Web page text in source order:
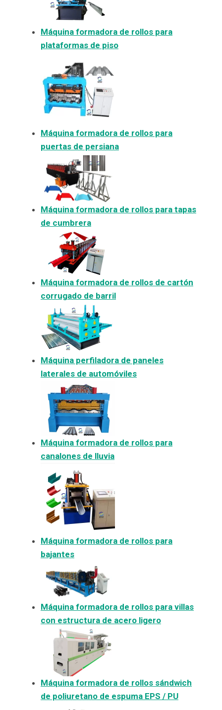
Máquina formadora de rollos para
plataformas de piso
Máquina formadora de rollos para
puertas de persiana
Máquina formadora de rollos para tapas
de cumbrera
Máquina formadora de rollos de cartón
corrugado de barril
Máquina perfiladora de paneles
laterales de automóviles
Máquina formadora de rollos para
canalones de lluvia
Máquina formadora de rollos para
bajantes
Máquina formadora de rollos para villas
con estructura de acero ligero
Máquina formadora de rollos sándwich
de poliuretano de espuma EPS / PU